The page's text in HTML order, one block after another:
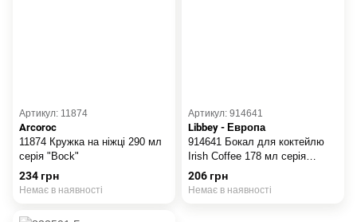
Артикул: 11874
Arcoroc
11874 Кружка на ніжці 290 мл
серія "Bock"
234 грн
Немає в наявності
Артикул: 914641
Libbey - Европа
914641 Бокал для коктейлю
Irish Coffee 178 мл серія
"Vintage"
206 грн
Немає в наявності